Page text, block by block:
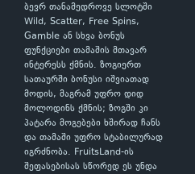
ბევრ თანამედროვე სლოტში
Wild, Scatter, Free Spins,
Gamble ან სხვა ბონუს
ფუნქციები თამაშის მთავარ
ინტერესს ქმნის. ზოგიერთ
სათაურში ბონუსი იშვიათად
მოდის, მაგრამ უფრო დიდ
მოლოდინს ქმნის; ზოგში კი
პატარა მოგებები ხშირად ჩანს
და თამაში უფრო სტაბილურად
იგრძნობა. FruitsLand-ის
შეფასებისას სწორედ ეს უნდა